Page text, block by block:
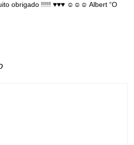
obrigado !!!!! ♥♥♥ ☺☺☺ Albert “O